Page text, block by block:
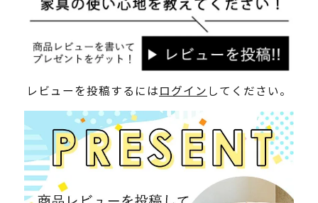
レビューを投稿するにはログイン してください。